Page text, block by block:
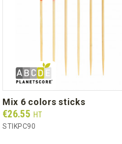
mix 6 colors sticks
Prix
€26.55 HT
STIKPC90